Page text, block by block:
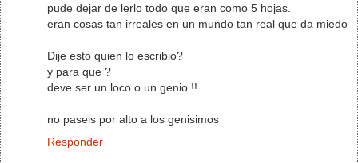
pude dejar de lerlo todo que eran como 5 hojas.
eran cosas tan irreales en un mundo tan real que da miedo
Dije esto quien lo escribio?
y para que ?
deve ser un loco o un genio !!
no paseis por alto a los genisimos
Responder